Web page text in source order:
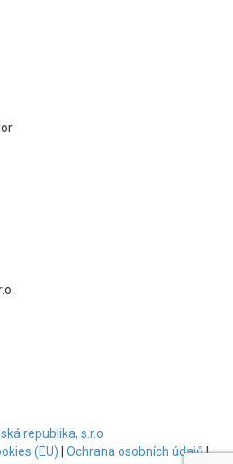
republika, s.r.o
(EU) | Ochrana osobních údajů|